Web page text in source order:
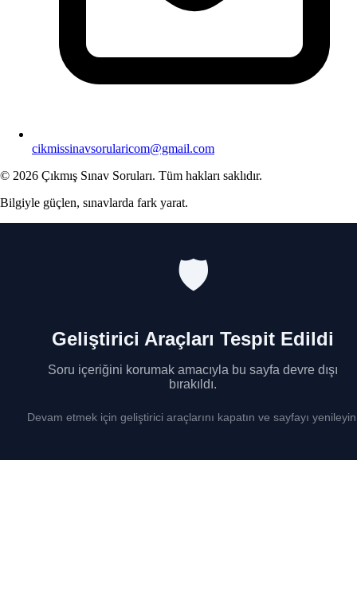
cikmissinavsorularicom@gmail.com
© 2026 Çıkmış Sınav Soruları. Tüm hakları saklıdır.
Bilgiyle güçlen, sınavlarda fark yarat.
🛡️
Geliştirici Araçları Tespit Edildi
Soru içeriğini korumak amacıyla bu sayfa devre dışı
bırakıldı.
Devam etmek için geliştirici araçlarını kapatın ve sayfayı